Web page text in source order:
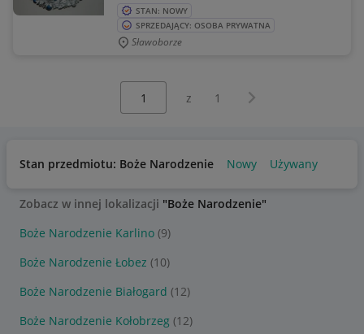
STAN: NOWY
SPRZEDAJĄCY: OSOBA PRYWATNA
Sławoborze
z 1 Następna strona
Stan przedmiotu: Boże Narodzenie Nowy Używany
Zobacz w innej lokalizacji "Boże Narodzenie"
Boże Narodzenie Karlino (9)
Boże Narodzenie Łobez (10)
Boże Narodzenie Białogard (12)
Boże Narodzenie Kołobrzeg (12)